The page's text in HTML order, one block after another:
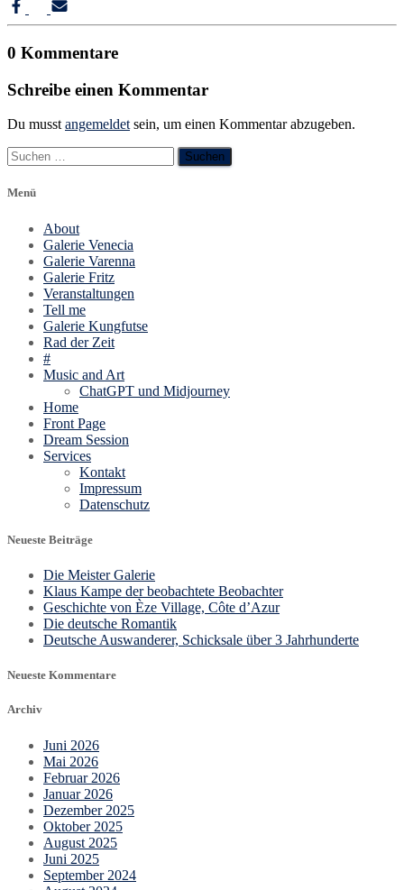
0 Kommentare
Schreibe einen Kommentar
Du musst angemeldet sein, um einen Kommentar abzugeben.
Suchen
nach:
Menü
About
Galerie Venecia
Galerie Varenna
Galerie Fritz
Veranstaltungen
Tell me
Galerie Kungfutse
Rad der Zeit
#
Music and Art
ChatGPT und Midjourney
Home
Front Page
Dream Session
Services
Kontakt
Impressum
Datenschutz
Neueste Beiträge
Die Meister Galerie
Klaus Kampe der beobachtete Beobachter
Geschichte von Èze Village, Côte d’Azur
Die deutsche Romantik
Deutsche Auswanderer, Schicksale über 3 Jahrhunderte
Neueste Kommentare
Archiv
Juni 2026
Mai 2026
Februar 2026
Januar 2026
Dezember 2025
Oktober 2025
August 2025
Juni 2025
September 2024